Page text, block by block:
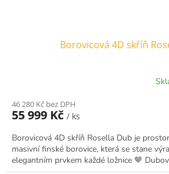
Borovicová 4D skříň
46 280 Kč bez DPH
55 999 Kč / ks
Borovicová 4D skříň Rosella Dub je
masivní finské borovice, která se stane
elegantním prvkem každé ložnice 🤎